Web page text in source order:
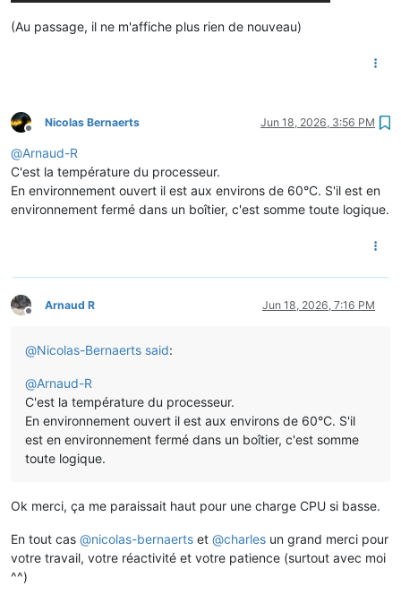
(Au passage, il ne m'affiche plus rien de nouveau)
Offline
Nicolas Bernaerts Jun 18, 2026, 3:56 PM
@Arnaud-R
C'est la température du processeur.
En environnement ouvert il est aux environs de 60°C. S'il est en
environnement fermé dans un boîtier, c'est somme toute logique.
Offline
Arnaud R Jun 18, 2026, 7:16 PM
@Nicolas-Bernaerts said:
@Arnaud-R
C'est la température du processeur.
En environnement ouvert il est aux environs de 60°C. S'il
est en environnement fermé dans un boîtier, c'est somme
toute logique.
Ok merci, ça me paraissait haut pour une charge CPU si basse.
En tout cas @nicolas-bernaerts et @charles un grand merci pour
votre travail, votre réactivité et votre patience (surtout avec moi
^^)